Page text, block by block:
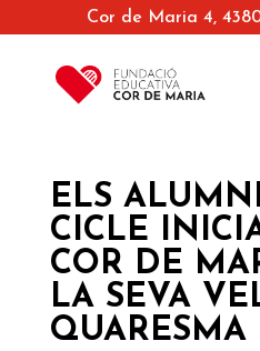
Cor de Maria 4,
ELS
CICLE
COR DE
LA SEVA
QUARESMA